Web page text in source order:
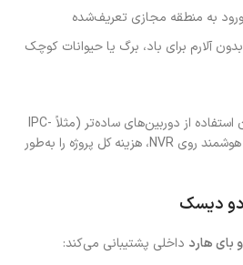
ورود به منطقه مجازی تعریف‌شده
آلارم برای باد، برگ یا حیوانات کوچک
در بودجه‌های محدود، امکان استفاده از دوربین‌های ساده‌تر (مثلاً IPC-
HFW2xxx) و انجام پردازش هوشمند روی NVR، هزینه کل پروژه را به‌طور
دیسک
بای هارد داخلی پشتیبانی می‌کند: